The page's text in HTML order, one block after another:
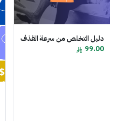
دليل التخلص من سرعة القذف
99.00